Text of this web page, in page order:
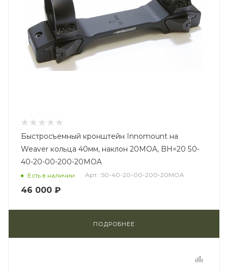
Быстросъемный кронштейн Innomount на
Weaver кольца 40мм, наклон 20MOA, BH=20 50-
40-20-00-200-20MOA
Есть в наличии Арт.: 50-40-20-00-200-20MOA
46 000 ₽
ПОДРОБНЕЕ